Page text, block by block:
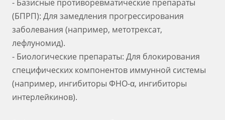
- Базисные противоревматические препараты
(БПРП): Для замедления прогрессирования
заболевания (например, метотрексат,
лефлуномид).
- Биологические препараты: Для блокирования
специфических компонентов иммунной системы
(например, ингибиторы ФНО-α, ингибиторы
интерлейкинов).